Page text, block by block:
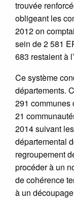
trouvée
obligeant les
2012 on
sein de 2 581
683 restaient à
Ce système
départements.
291 communes
21
2014 suivant
départemental
regroupement
procéder à un
de cohérence
à un